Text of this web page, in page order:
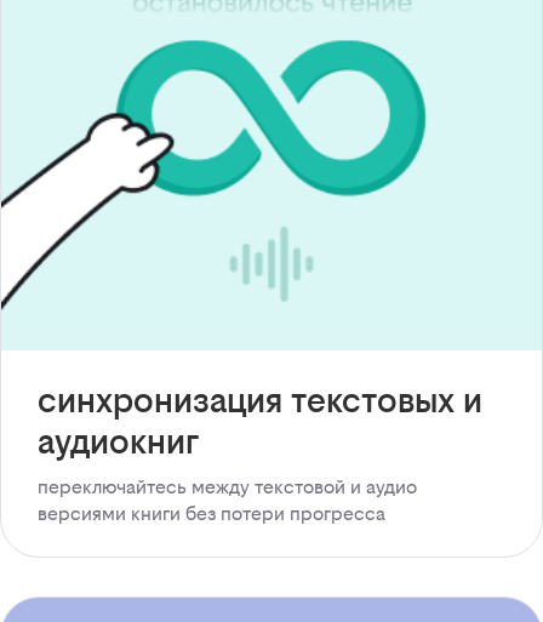
синхронизация текстовых и
аудиокниг
переключайтесь между текстовой и аудио
версиями книги без потери прогресса